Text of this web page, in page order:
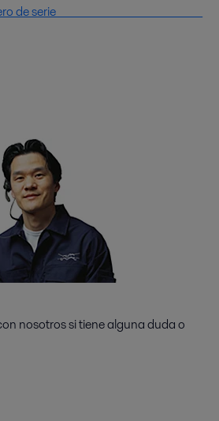
número de serie
nosotros si tiene alguna duda o